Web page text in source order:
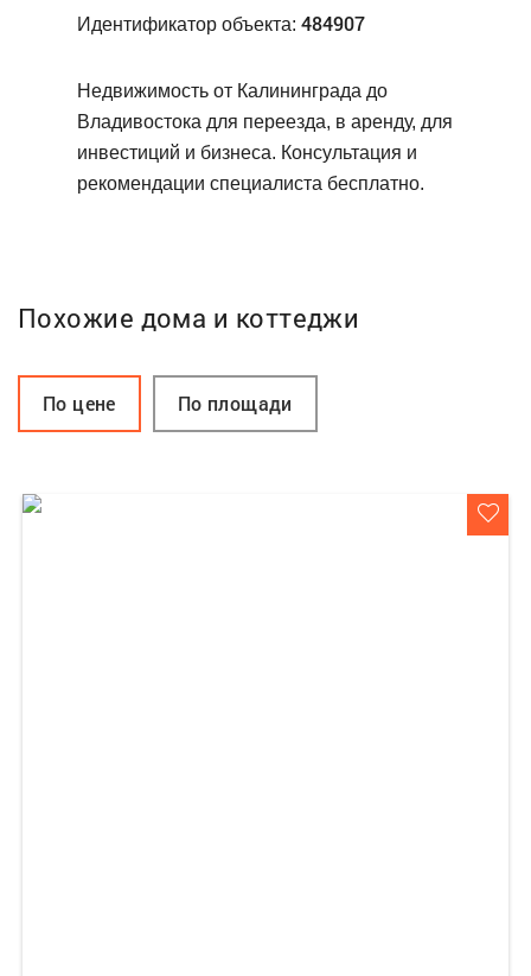
Идентификатор объекта: 484907
Недвижимость от Калининграда до
Владивостока для переезда, в аренду, для
инвестиций и бизнеса. Консультация и
рекомендации специалиста бесплатно.
Похожие дома и коттеджи
По цене По площади